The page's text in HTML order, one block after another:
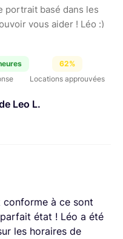
portrait basé dans les
vous aider ! Léo :)
62%
Locations approuvées
Leo L.
à ce sont
état ! Léo a été
les horaires de